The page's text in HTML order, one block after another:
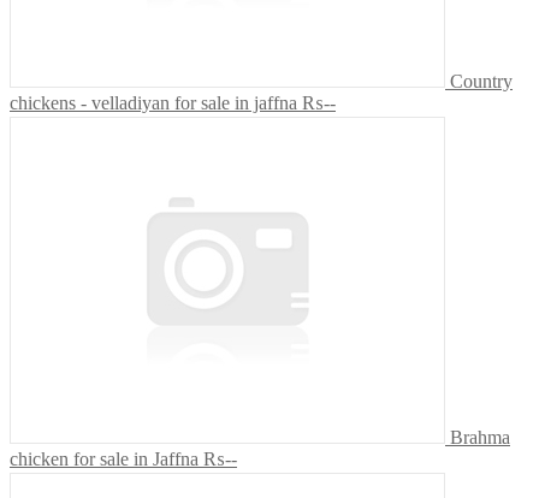
Country
chickens - velladiyan for sale in jaffna ₨--
Brahma
chicken for sale in Jaffna ₨--